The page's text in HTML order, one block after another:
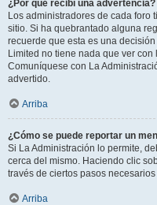
¿Por qué recibí una advertencia?
Los administradores de cada foro
sitio. Si ha quebrantado alguna
recuerde que esta es una
Limited no tiene nada que ver
Comuníquese con La
advertido.
Arriba
¿Cómo se puede reportar un
Si La Administración lo permite,
cerca del mismo. Haciendo clic
través de ciertos pasos
Arriba